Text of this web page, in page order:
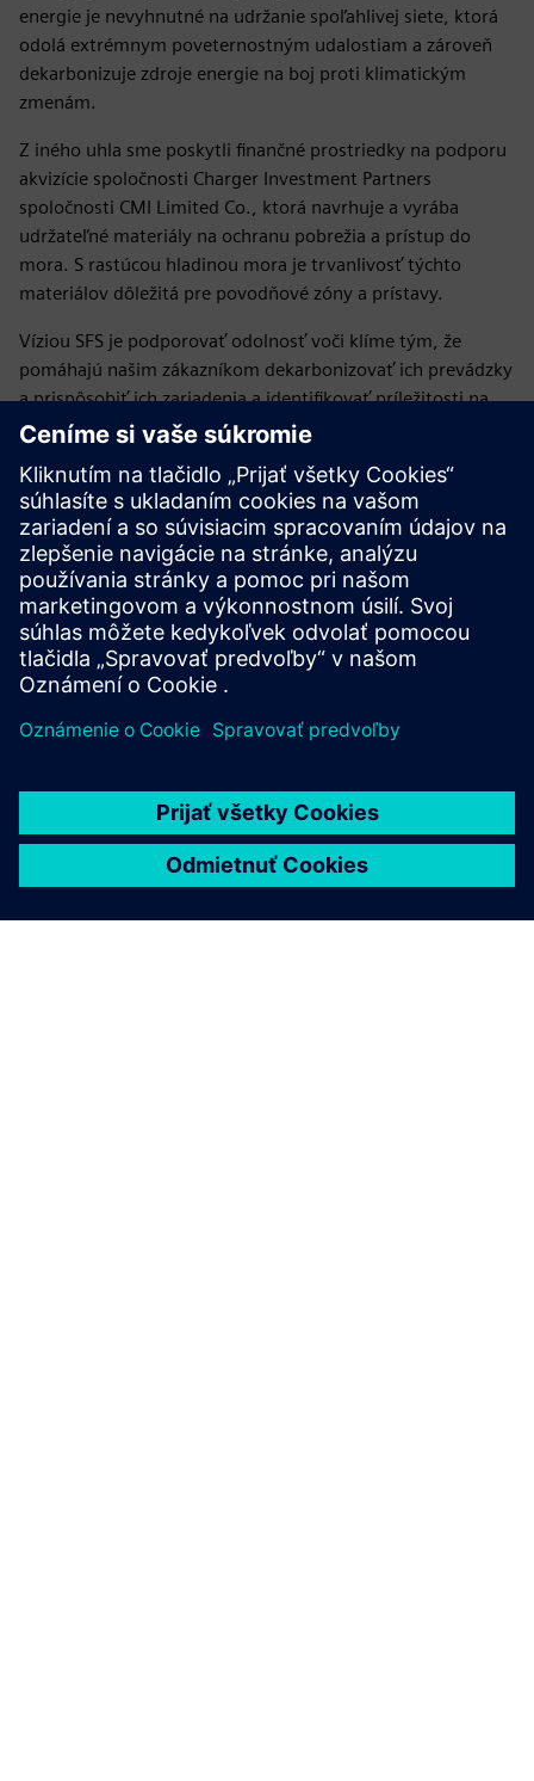
energie je nevyhnutné na udržanie spoľahlivej siete, ktorá
odolá extrémnym poveternostným udalostiam a zároveň
dekarbonizuje zdroje energie na boj proti klimatickým
zmenám.
Z iného uhla sme poskytli finančné prostriedky na podporu
akvizície spoločnosti Charger Investment Partners
spoločnosti CMI Limited Co., ktorá navrhuje a vyrába
udržateľné materiály na ochranu pobrežia a prístup do
mora. S rastúcou hladinou mora je trvanlivosť týchto
materiálov dôležitá pre povodňové zóny a prístavy.
Víziou SFS je podporovať odolnosť voči klíme tým, že
pomáhajú našim zákazníkom dekarbonizovať ich prevádzky
a prispôsobiť ich zariadenia a identifikovať príležitosti na
rast.
Záver
Dopady zmeny klímy sú zničujúce a je dôležité, aby verejný
aj súkromný sektor prijali opatrenia na zmiernenie a
prispôsobenie sa. Vďaka inteligentným technológiám a
zvýšenému financovaniu môžeme vybudovať odolnejšiu
budúcnosť.